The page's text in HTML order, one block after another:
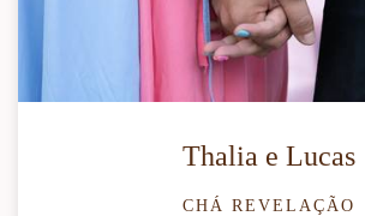
Thalia e Lucas
CHÁ REVELAÇÃO